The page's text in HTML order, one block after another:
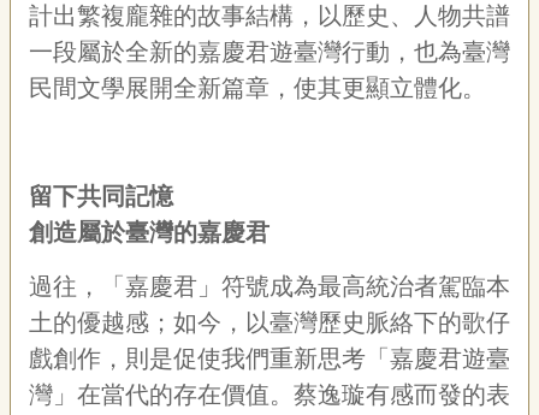
計出繁複龐雜的故事結構，以歷史、人物共譜
一段屬於全新的嘉慶君遊臺灣行動，也為臺灣
民間文學展開全新篇章，使其更顯立體化。
留下共同記憶
創造屬於臺灣的嘉慶君
過往，「嘉慶君」符號成為最高統治者駕臨本
土的優越感；如今，以臺灣歷史脈絡下的歌仔
戲創作，則是促使我們重新思考「嘉慶君遊臺
灣」在當代的存在價值。蔡逸璇有感而發的表